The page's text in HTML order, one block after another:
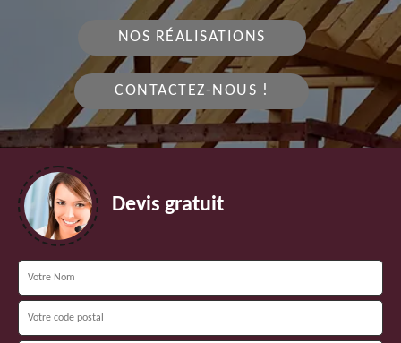
NOS RÉALISATIONS
CONTACTEZ-NOUS !
Devis gratuit